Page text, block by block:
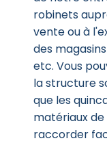
robinets
vente ou à
des
etc. Vous
la structure
que les
matériaux
raccorder